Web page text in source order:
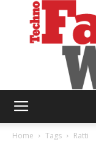
Home Tags Ratti